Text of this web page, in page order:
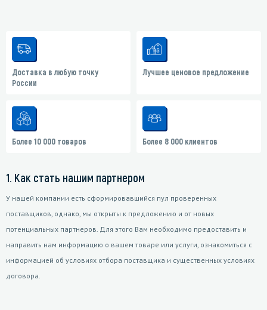
Доставка в любую точку
России
Лучшее ценовое предложение
Более 10 000 товаров Более 8 000 клиентов
1. Как стать нашим партнером
У нашей компании есть сформировавшийся пул проверенных
поставщиков, однако, мы открыты к предложению и от новых
потенциальных партнеров. Для этого Вам необходимо предоставить и
направить нам информацию о вашем товаре или услуги, ознакомиться с
информацией об условиях отбора поставщика и существенных условиях
договора.